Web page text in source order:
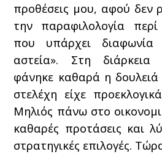
προθέσεις μου, αφού δεν
την παραφιλολογία
που υπάρχει διαφωνία
αστεία». Στη διάρκεια
φάνηκε καθαρά η
στελέχη είχε
Μηλιός πάνω στο
καθαρές προτάσεις και
στρατηγικές επιλογές.